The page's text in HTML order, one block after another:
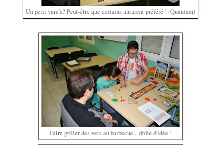
Un petit yam's? Peut-être que certains auraient préféré ! (Quantum)
Faire griller des vers au barbecue... drôle d'idée !